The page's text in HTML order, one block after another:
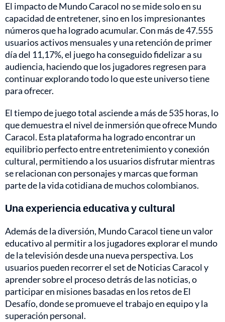
El impacto de Mundo Caracol no se mide solo en su
capacidad de entretener, sino en los impresionantes
números que ha logrado acumular. Con más de 47.555
usuarios activos mensuales y una retención de primer
día del 11,17%, el juego ha conseguido fidelizar a su
audiencia, haciendo que los jugadores regresen para
continuar explorando todo lo que este universo tiene
para ofrecer.
El tiempo de juego total asciende a más de 535 horas, lo
que demuestra el nivel de inmersión que ofrece Mundo
Caracol. Esta plataforma ha logrado encontrar un
equilibrio perfecto entre entretenimiento y conexión
cultural, permitiendo a los usuarios disfrutar mientras
se relacionan con personajes y marcas que forman
parte de la vida cotidiana de muchos colombianos.
Una experiencia educativa y cultural
Además de la diversión, Mundo Caracol tiene un valor
educativo al permitir a los jugadores explorar el mundo
de la televisión desde una nueva perspectiva. Los
usuarios pueden recorrer el set de Noticias Caracol y
aprender sobre el proceso detrás de las noticias, o
participar en misiones basadas en los retos de El
Desafío, donde se promueve el trabajo en equipo y la
superación personal.